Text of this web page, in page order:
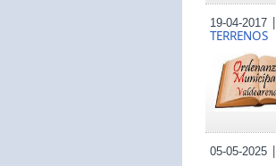
19-04-2017 |
TERRENOS
05-05-2025 |